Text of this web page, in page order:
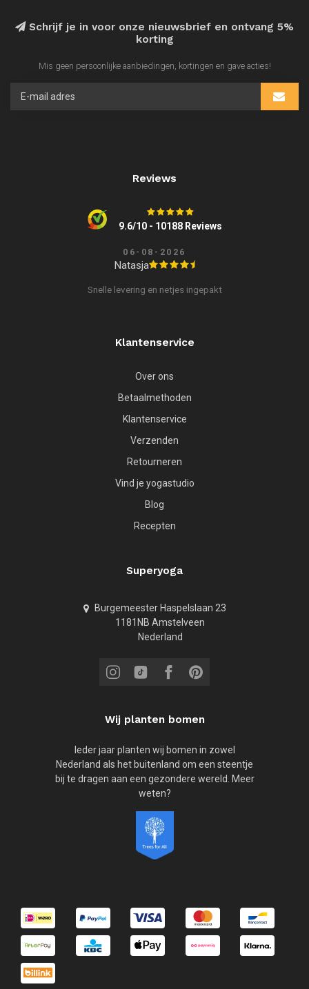
Schrijf je in voor onze nieuwsbrief en ontvang 5%
korting
Mis geen persoonlijke aanbiedingen, kortingen en gave acties!
Reviews
9.6/10 - 10188 Reviews
06-08-2026
Natasja
Snelle levering en netjes ingepakt
Klantenservice
Over ons
Betaalmethoden
Klantenservice
Verzenden
Retourneren
Vind je yogastudio
Blog
Recepten
Superyoga
Burgemeester Haspelslaan 23
1181NB Amstelveen
Nederland
Wij planten bomen
Ieder jaar planten wij bomen in zowel
Nederland als het buitenland om een steentje
bij te dragen aan een gezondere wereld. Meer
weten?